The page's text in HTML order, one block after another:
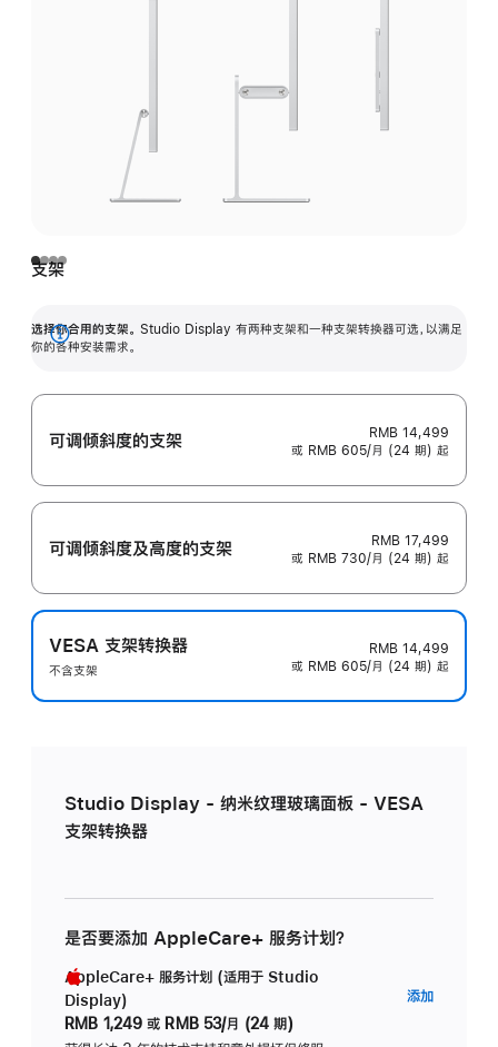
支架
选择你合用的支架。 Studio Display 有两种支架和一种支架转换器可选，以满足
你的各种安装需求。
展
可调倾斜度的支架
RMB 14,499
或 RMB 605/月 (24 期) 起
可调倾斜度及高‍度的支‍架
RMB 17,499
或 RMB 730/月 (24 期) 起
VESA 支架转换器
不含支架
RMB 14,499
或 RMB 605/月 (24 期) 起
Studio Display - 纳米纹理玻璃面板 - VESA
支架转换器
是否要添加 AppleCare+ 服务计划？
AppleCare+ 服务计划 (适用于 Studio
Display)
RMB 1,249 或 RMB 53/月 (24 期)
添加